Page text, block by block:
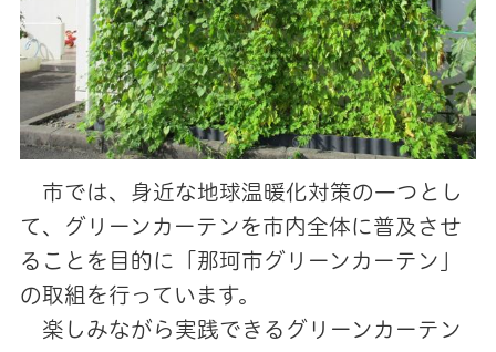
市では、身近な地球温暖化対策の一つとし
て、グリーンカーテンを市内全体に普及させ
ることを目的に「那珂市グリーンカーテン」
の取組を行っています。
楽しみながら実践できるグリーンカーテン